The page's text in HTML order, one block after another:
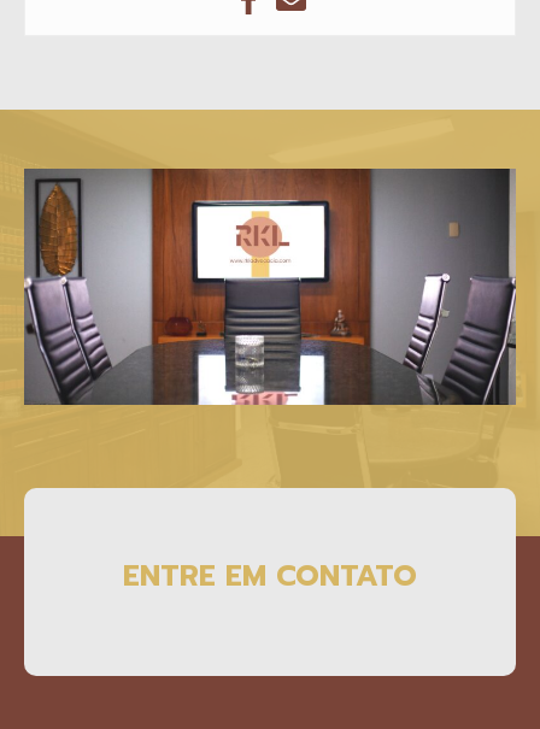
ENTRE EM CONTATO